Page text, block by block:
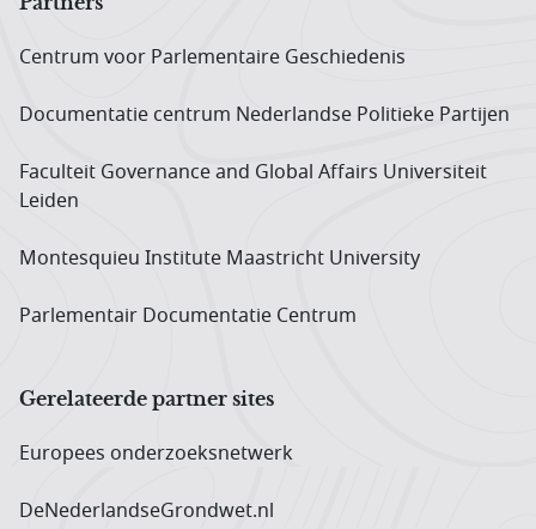
Centrum voor Parlementaire Geschiedenis
Documentatie centrum Neder­landse Politieke Partijen
Faculteit Governance and Global Affairs Universiteit
Leiden
Montesquieu Institute Maastricht University
Parlementair Documentatie Centrum
Gerelateerde partner sites
Europees onderzoeks­netwerk
DeNederlandseGrondwet.nl